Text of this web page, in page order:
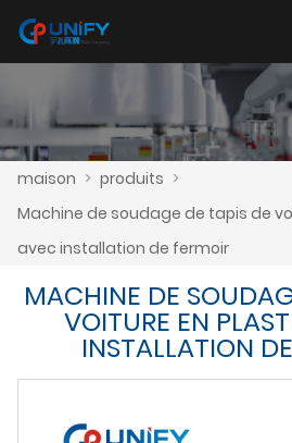
maison > produits >
Machine de soudage de tapis de
avec installation de fermoir
MACHINE DE
VOITURE EN
INSTALLATION